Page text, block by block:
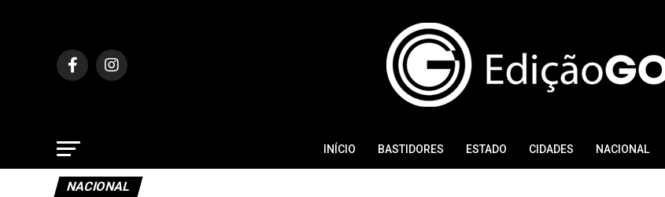
INÍCIO BASTIDORES ESTADO CIDADES NACIONAL
NACIONAL